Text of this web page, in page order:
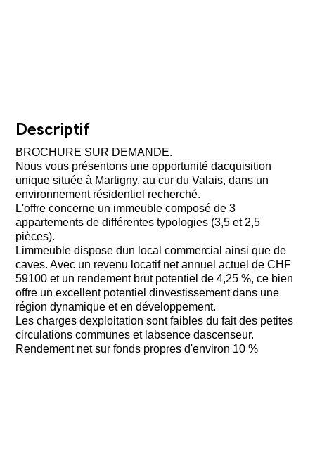
Descriptif
BROCHURE SUR DEMANDE.
Nous vous présentons une opportunité dacquisition
unique située à Martigny, au cur du Valais, dans un
environnement résidentiel recherché.
L'offre concerne un immeuble composé de 3
appartements de différentes typologies (3,5 et 2,5
pièces).
Limmeuble dispose dun local commercial ainsi que de
caves. Avec un revenu locatif net annuel actuel de CHF
59100 et un rendement brut potentiel de 4,25 %, ce bien
offre un excellent potentiel dinvestissement dans une
région dynamique et en développement.
Les charges dexploitation sont faibles du fait des petites
circulations communes et labsence dascenseur.
Rendement net sur fonds propres d'environ 10 %